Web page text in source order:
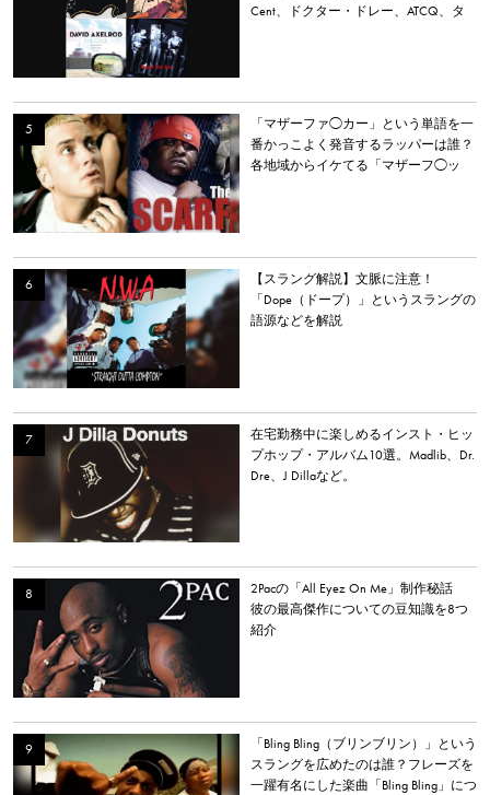
Cent、ドクター・ドレー、ATCQ、タ
「マザーファ◯カー」という単語を一
番かっこよく発音するラッパーは誰？
各地域からイケてる「マザーフ◯ッ
【スラング解説】文脈に注意！
「Dope（ドープ）」というスラングの
語源などを解説
在宅勤務中に楽しめるインスト・ヒッ
プホップ・アルバム10選。Madlib、Dr.
Dre、J Dillaなど。
2Pacの「All Eyez On Me」制作秘話
彼の最高傑作についての豆知識を8つ
紹介
「Bling Bling（ブリンブリン）」という
スラングを広めたのは誰？フレーズを
一躍有名にした楽曲「Bling Bling」につ